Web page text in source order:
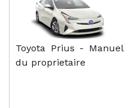
Toyota Prius - Manuel
du proprietaire